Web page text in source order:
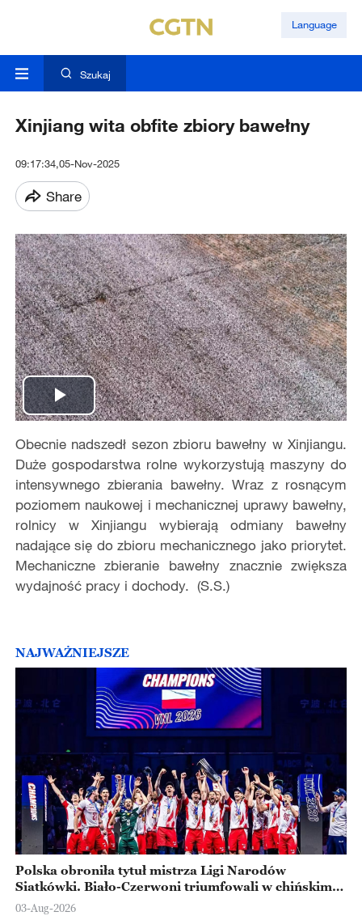
Language
Szukaj
Xinjiang wita obfite zbiory bawełny
09:17:34,05-Nov-2025
Share
Play
Video
Obecnie nadszedł sezon zbioru bawełny w Xinjiangu.
Duże gospodarstwa rolne wykorzystują maszyny do
intensywnego zbierania bawełny. Wraz z rosnącym
poziomem naukowej i mechanicznej uprawy bawełny,
rolnicy w Xinjiangu wybierają odmiany bawełny
nadające się do zbioru mechanicznego jako priorytet.
Mechaniczne zbieranie bawełny znacznie zwiększa
wydajność pracy i dochody. (S.S.)
NAJWAŻNIEJSZE
Polska obroniła tytuł mistrza Ligi Narodów
Siatkówki. Biało-Czerwoni triumfowali w chińskim
Ningbo
03-Aug-2026